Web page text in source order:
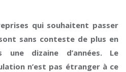
qui souhaitent passer
sans conteste de plus en
une dizaine d’années. Le
n’est pas étranger à ce